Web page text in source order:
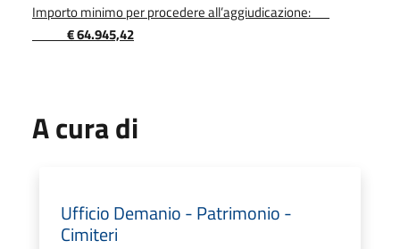
Importo minimo per procedere all’aggiudicazione:
€ 64.945,42
A cura di
Ufficio Demanio - Patrimonio -
Cimiteri